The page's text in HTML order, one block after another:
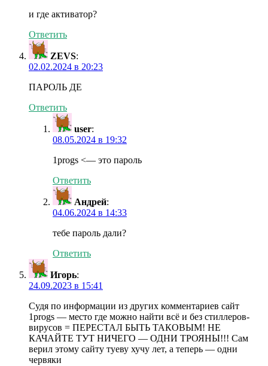
и где активатор?
Ответить
ZEVS:
02.02.2024 в 20:23
ПАРОЛЬ ДЕ
Ответить
user:
08.05.2024 в 19:32
1progs <— это пароль
Ответить
Андрей:
04.06.2024 в 14:33
тебе пароль дали?
Ответить
Игорь:
24.09.2023 в 15:41
Судя по информации из других комментариев сайт
1progs — место где можно найти всё и без стиллеров-
вирусов = ПЕРЕСТАЛ БЫТЬ ТАКОВЫМ! НЕ
КАЧАЙТЕ ТУТ НИЧЕГО — ОДНИ ТРОЯНЫ!!! Сам
верил этому сайту туеву хучу лет, а теперь — одни
червяки